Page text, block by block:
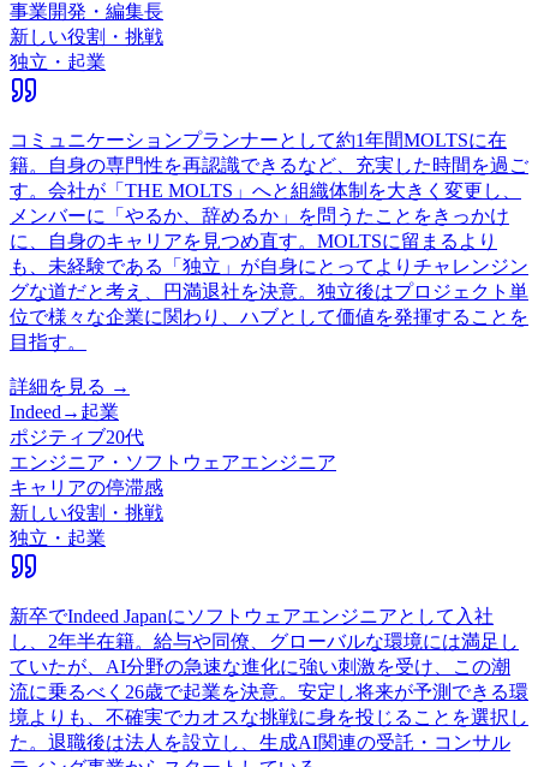
事業開発・編集長
新しい役割・挑戦
独立・起業
コミュニケーションプランナーとして約1年間MOLTSに在
籍。自身の専門性を再認識できるなど、充実した時間を過ご
す。会社が「THE MOLTS」へと組織体制を大きく変更し、
メンバーに「やるか、辞めるか」を問うたことをきっかけ
に、自身のキャリアを見つめ直す。MOLTSに留まるより
も、未経験である「独立」が自身にとってよりチャレンジン
グな道だと考え、円満退社を決意。独立後はプロジェクト単
位で様々な企業に関わり、ハブとして価値を発揮することを
目指す。
詳細を見る →
Indeed→ 起業
ポジティブ20代
エンジニア・ソフトウェアエンジニア
キャリアの停滞感
新しい役割・挑戦
独立・起業
新卒でIndeed Japanにソフトウェアエンジニアとして入社
し、2年半在籍。給与や同僚、グローバルな環境には満足し
ていたが、AI分野の急速な進化に強い刺激を受け、この潮
流に乗るべく26歳で起業を決意。安定し将来が予測できる環
境よりも、不確実でカオスな挑戦に身を投じることを選択し
た。退職後は法人を設立し、生成AI関連の受託・コンサル